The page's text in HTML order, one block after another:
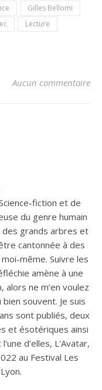
Gilles Bellomi
Lecture
Aucun commentaire
fiction et de
du genre humain
grands arbres et
cantonnée à des
même. Suivre les
amène à une
alors ne m’en voulez
souvent. Je suis
sont publiés, deux
et ésotériques ainsi
d'elles, L'Avatar,
au Festival Les